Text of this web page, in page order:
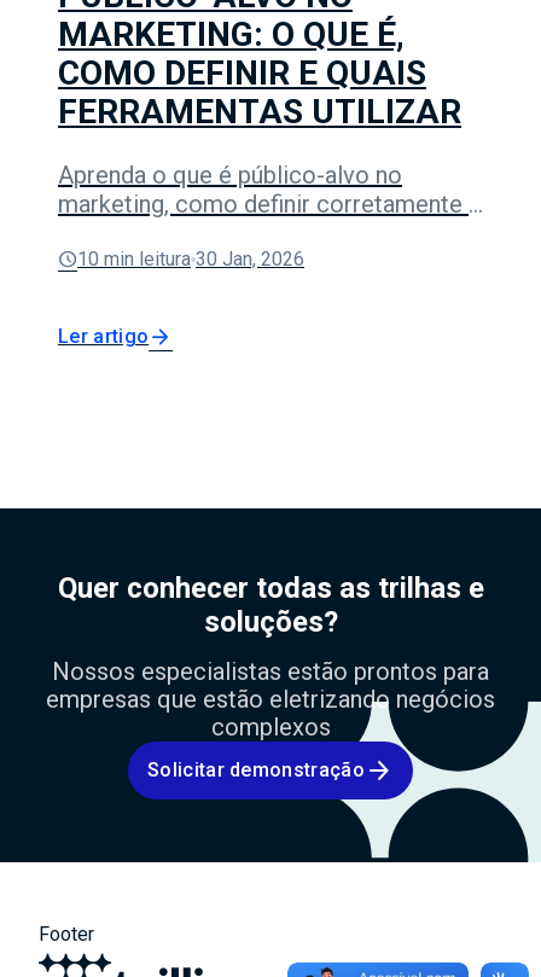
Segurança e Negócios Veiculares
MARKETING: O QUE É,
COMO DEFINIR E QUAIS
FERRAMENTAS UTILIZAR
Aprenda o que é público-alvo no
marketing, como definir corretamente e
campanhas mais eficazes e
schedule10 min leitura 30 Jan, 2026
Ler artigoarrow_forward
Quer conhecer todas as trilhas e
soluções?
Nossos especialistas estão prontos para
empresas que estão eletrizando negócios
complexos
Solicitar demonstração arrow_forward
Footer